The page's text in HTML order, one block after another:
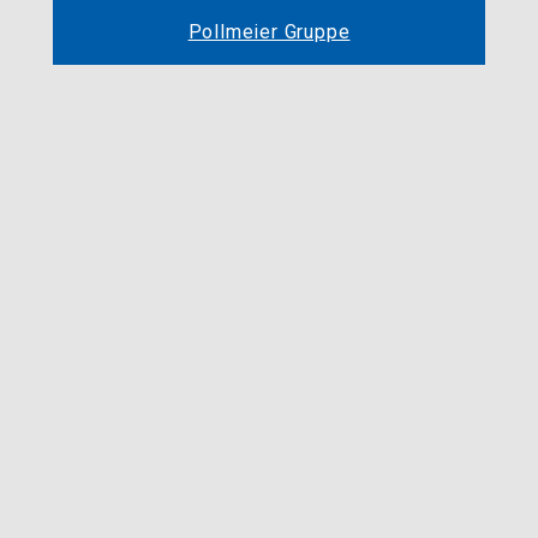
Pollmeier Gruppe